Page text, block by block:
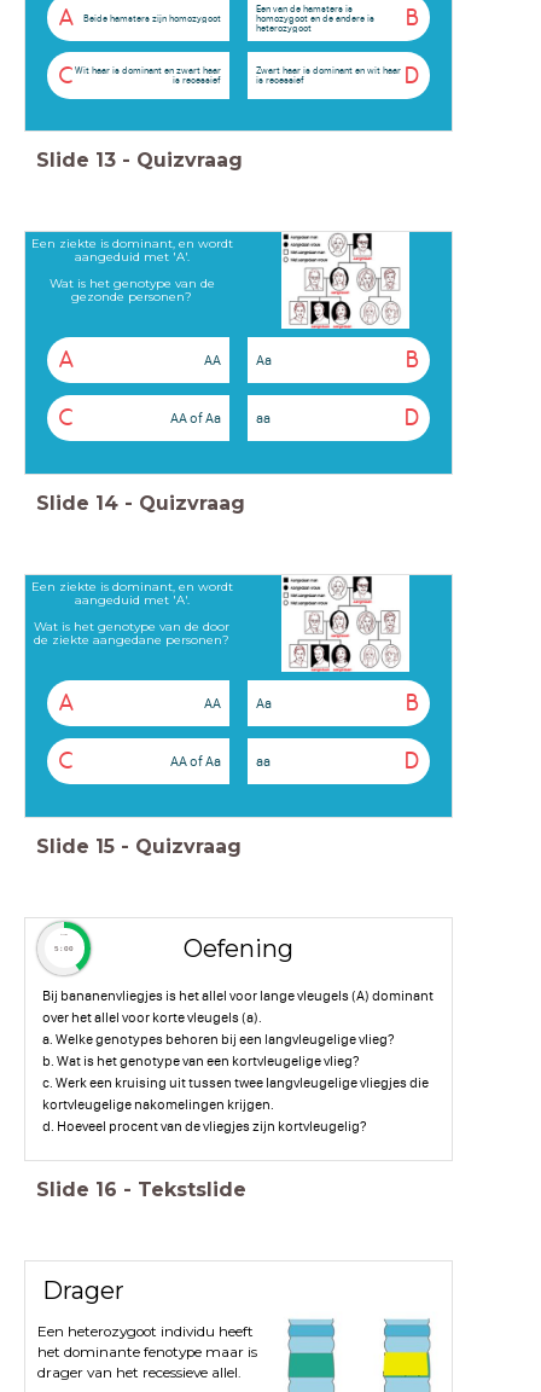
A Beide hamsters zijn homozygoot B
Een van de hamsters is
homozygoot en de andere is
heterozygoot
C Wit haar is dominant en zwart haar
is recessief
D
Zwart haar is dominant en wit haar
is recessief
Slide 13 - Quizvraag
Een ziekte is dominant, en wordt
aangeduid met 'A'.
Wat is het genotype van de
gezonde personen?
A AA B
Aa
C AA of Aa D
aa
Slide 14 - Quizvraag
Een ziekte is dominant, en wordt
aangeduid met 'A'.
Wat is het genotype van de door
de ziekte aangedane personen?
A AA B
Aa
C AA of Aa D
aa
Slide 15 - Quizvraag
Oefening
Bij bananenvliegjes is het allel voor lange vleugels (A) dominant
over het allel voor korte vleugels (a).
a. Welke genotypes behoren bij een langvleugelige vlieg?
b. Wat is het genotype van een kortvleugelige vlieg?
c. Werk een kruising uit tussen twee langvleugelige vliegjes die
kortvleugelige nakomelingen krijgen.
d. Hoeveel procent van de vliegjes zijn kortvleugelig?
5:00
Slide 16 - Tekstslide
Drager
Een heterozygoot individu heeft
het dominante fenotype maar is
drager van het recessieve allel.